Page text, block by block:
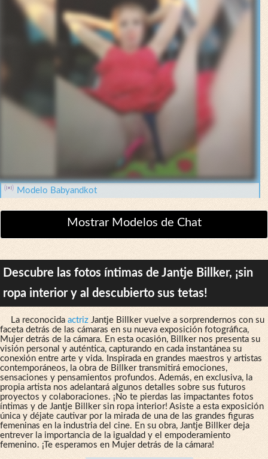
Modelo Babyandkot
Mostrar Modelos de Chat
Descubre las fotos íntimas de Jantje Billker, ¡sin
ropa interior y al descubierto sus tetas!
La reconocida actrizJantje Billker vuelve a sorprendernos con su
faceta detrás de las cámaras en su nueva exposición fotográfica,
Mujer detrás de la cámara. En esta ocasión, Billker nos presenta su
visión personal y auténtica, capturando en cada instantánea su
conexión entre arte y vida. Inspirada en grandes maestros y artistas
contemporáneos, la obra de Billker transmitirá emociones,
sensaciones y pensamientos profundos. Además, en exclusiva, la
propia artista nos adelantará algunos detalles sobre sus futuros
proyectos y colaboraciones. ¡No te pierdas las impactantes fotos
íntimas y de Jantje Billker sin ropa interior! Asiste a esta exposición
única y déjate cautivar por la mirada de una de las grandes figuras
femeninas en la industria del cine. En su obra, Jantje Billker deja
entrever la importancia de la igualdad y el empoderamiento
femenino. ¡Te esperamos en Mujer detrás de la cámara!